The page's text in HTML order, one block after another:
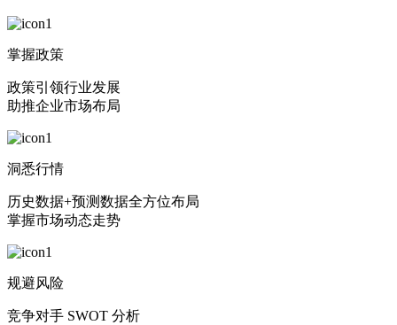
掌握政策
政策引领行业发展
助推企业市场布局
洞悉行情
历史数据+预测数据全方位布局
掌握市场动态走势
规避风险
竞争对手 SWOT 分析